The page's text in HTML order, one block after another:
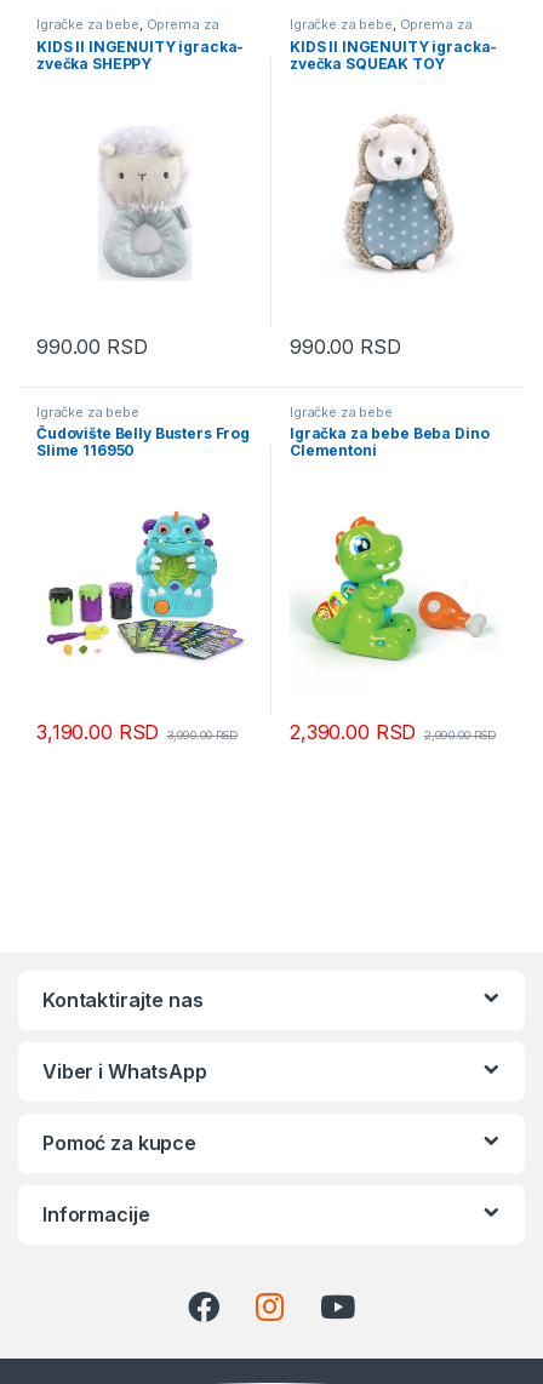
Igračke za bebe, Oprema za
bebe i decu
KIDS II INGENUITY igracka-
zvečka SHEPPY
990.00 RSD
Igračke za bebe, Oprema za
bebe i decu
KIDS II INGENUITY igracka-
zvečka SQUEAK TOY
990.00 RSD
Igračke za bebe
Čudovište Belly Busters Frog
Slime 116950
3,190.00 RSD 3,990.00RSD
Igračke za bebe
Igračka za bebe Beba Dino
Clementoni
2,390.00 RSD 2,990.00RSD
Kontaktirajte nas
Viber i WhatsApp
Pomoć za kupce
Informacije